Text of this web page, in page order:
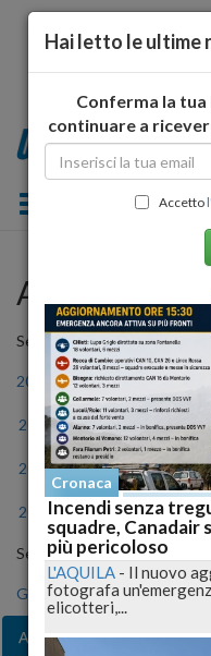
Toggle
Archivio
Seleziona l'anno
2006 2007 2008
2012 2013 2014
2018 2019 2020
2024 2025 2026
Seleziona il mese
Gen Feb Mar
Ago Set Ott
Hai letto le ultime
Conferma la tua
continuare a
Accetto
Cronaca
Incendi senza
squadre,
più pericoloso
L'AQUILA - Il nuovo
fotografa
elicotteri,...